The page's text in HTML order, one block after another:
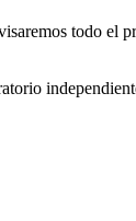
todo el